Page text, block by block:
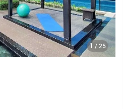
1 / 25